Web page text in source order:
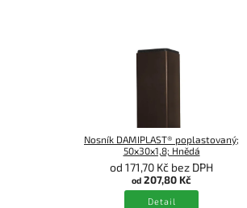
Nosník DAMIPLAST® poplastovaný;
50x30x1,8; Hnědá
od 171,70 Kč bez DPH
od 207,80 Kč
Detail